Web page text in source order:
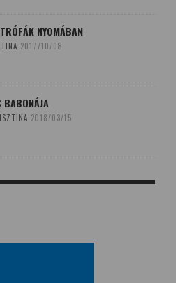
NYOMÁBAN
2017/10/08
BABONÁJA
2018/03/15